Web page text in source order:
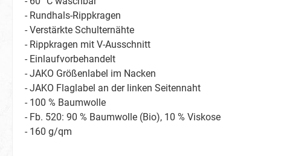
- Rundhals-Rippkragen
- Verstärkte Schulternähte
- Rippkragen mit V-Ausschnitt
- Einlaufvorbehandelt
- JAKO Größenlabel im Nacken
- JAKO Flaglabel an der linken Seitennaht
- 100 % Baumwolle
- Fb. 520: 90 % Baumwolle (Bio), 10 % Viskose
- 160 g/qm